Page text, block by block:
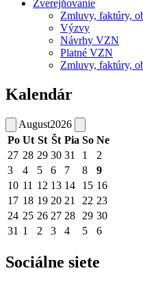
Zverejňovanie
Zmluvy, faktúry,
Výzvy
Návrhy VZN
Platné VZN
Zmluvy, faktúry,
Kalendár
August2026
Po Ut St Št Pia So Ne
27 28 29 30 31 1
2
3
4 5 6 7 8
9
10 11 12 13 14 15 16
17 18 19 20 21 22 23
24 25 26 27 28 29 30
31 1 2 3 4 5 6
Sociálne siete